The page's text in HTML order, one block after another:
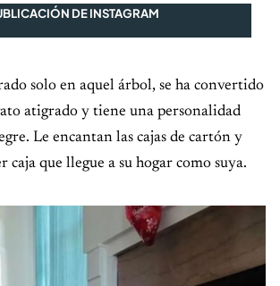
DE INSTAGRAM
solo en aquel árbol, se ha convertido
atigrado y tiene una personalidad
Le encantan las cajas de cartón y
caja que llegue a su hogar como suya.